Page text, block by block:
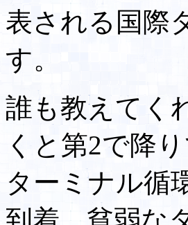
表される国際
す。
誰も教えてく
くと第2で降
ターミナル循